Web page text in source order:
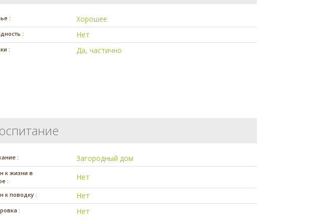
: Хорошее
: Нет
: Да, частично
: Загородный дом
к жизни в
:
Нет
к поводку : Нет
: Нет